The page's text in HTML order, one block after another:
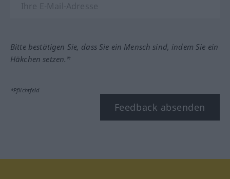
Bitte bestätigen Sie, dass Sie ein Mensch sind, indem Sie ein
Häkchen setzen.*
*Pflichtfeld
Feedback absenden